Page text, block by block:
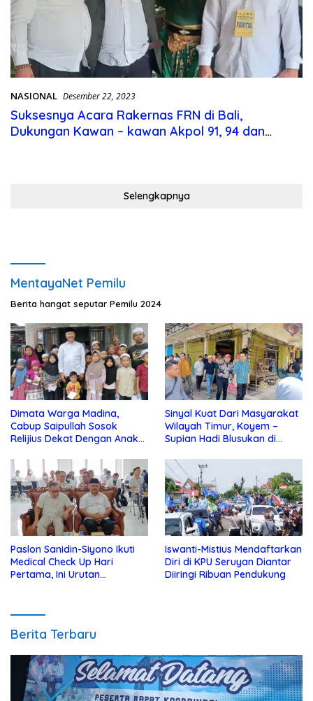
NASIONAL Desember 22, 2023
Suksesnya Acara Rakernas FRN di Bali,
Dukungan Kawan – kawan Akpol 91, 94 dan
Selengkapnya
MentayaNet Pemilu
Berita hangat seputar Pemilu 2024
Dimata Warga Madina,
Cabup Saipullah Sosok
Relijius Dekat Dengan Anak
Sinyal Kuat Dari Masyarakat
Wilayah Timur, Koyem –
Supian Hadi Blusukan di
Paslon Sanidin-Siyono Ikuti
Medical Check Up Hari
Pertama, Ini Urutan
Iswanti-Mistius Mendaftarkan
Diri di KPU Seruyan Diantar
Diiringi Ribuan Pendukung
Berita Terbaru